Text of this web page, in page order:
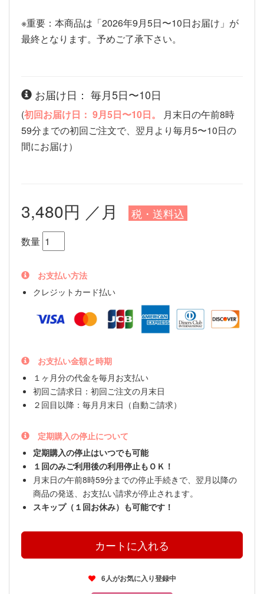
※重要：本商品は「2026年9月5日〜10日お届け」が
最終となります。予めご了承下さい。
お届け日： 毎月5日〜10日
(初回お届け日： 9月5日〜10日。 月末日の午前8時
59分までの初回ご注文で、翌月より毎月5〜10日の
間にお届け）
3,480円 ／月 税・送料込
数量
お支払い方法
クレジットカード払い
お支払い金額と時期
１ヶ月分の代金を毎月お支払い
初回ご請求日：初回ご注文の月末日
２回目以降：毎月月末日（自動ご請求）
定期購入の停止について
定期購入の停止はいつでも可能
１回のみご利用後の利用停止もＯＫ！
月末日の午前8時59分までの停止手続きで、翌月以降の
商品の発送、お支払い請求が停止されます。
スキップ（１回お休み）も可能です！
6人がお気に入り登録中